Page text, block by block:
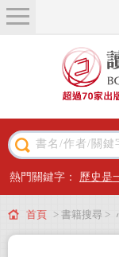
關於我們
近期新書
主題閱讀
出版專區
會員專屬
熱門關鍵字： 歷史是
首頁 > 書籍搜尋 >